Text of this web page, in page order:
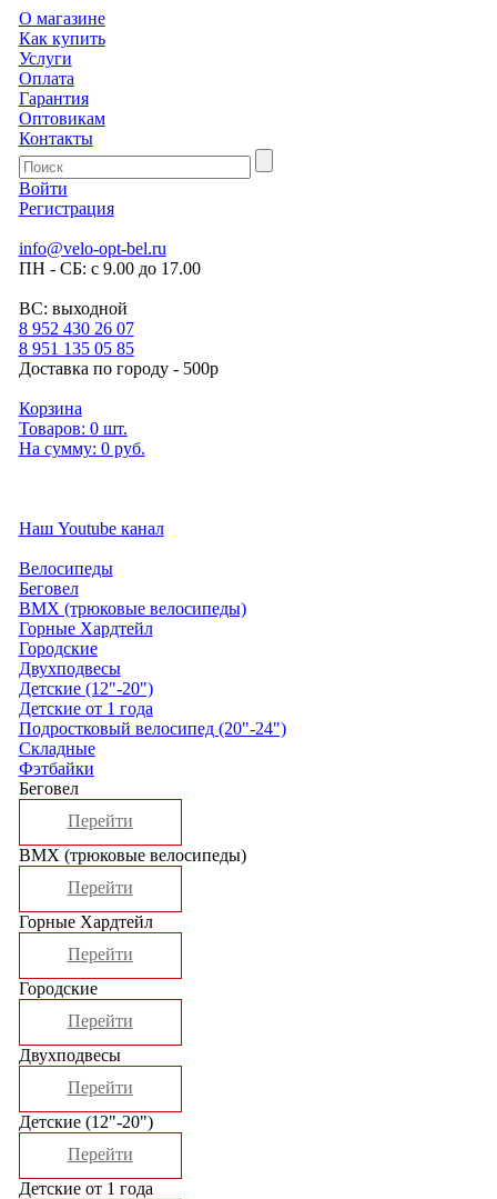
О магазине
Как купить
Услуги
Оплата
Гарантия
Оптовикам
Контакты
Войти
Регистрация
info@velo-opt-bel.ru
ПН - СБ: с 9.00 до 17.00
ВС: выходной
8 952 430 26 07
8 951 135 05 85
Доставка по городу - 500р
Корзина
Товаров: 0шт.
На сумму: 0 руб.
Наш Youtube канал
Велосипеды
Беговел
ВМХ (трюковые велосипеды)
Горные Хардтейл
Городские
Двухподвесы
Детские (12"-20")
Детские от 1 года
Подростковый велосипед (20"-24")
Складные
Фэтбайки
Беговел
Перейти
ВМХ (трюковые велосипеды)
Перейти
Горные Хардтейл
Перейти
Городские
Перейти
Двухподвесы
Перейти
Детские (12"-20")
Перейти
Детские от 1 года